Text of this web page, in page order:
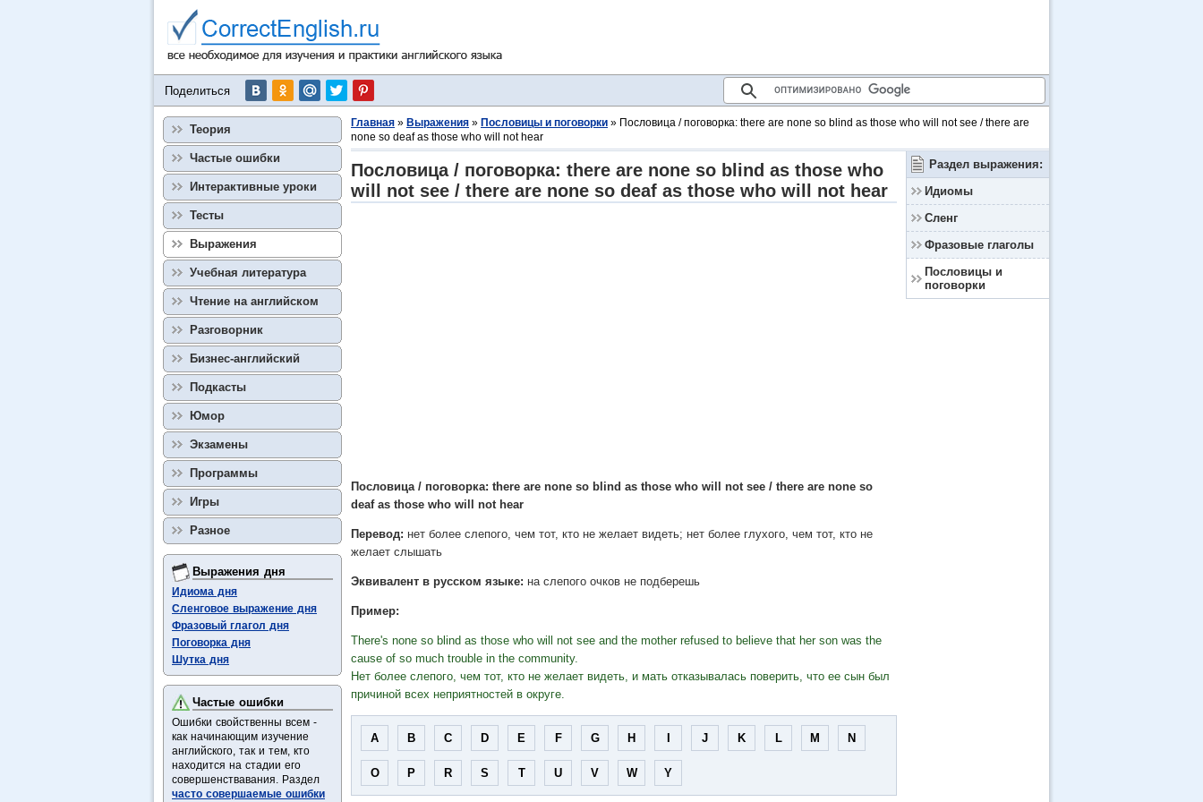
Поделиться
Главная » Выражения » Пословицы и поговорки » Пословица / поговорка: there are none so blind as those who will not see / there are
none so deaf as those who will not hear
Раздел выражения:
Идиомы
Сленг
Фразовые глаголы
Пословицы и
поговорки
Пословица / поговорка: there are none so blind as those who
will not see / there are none so deaf as those who will not hear
Пословица / поговорка: there are none so blind as those who will not see / there are none so
deaf as those who will not hear
Перевод: нет более слепого, чем тот, кто не желает видеть; нет более глухого, чем тот, кто не
желает слышать
Эквивалент в русском языке: на слепого очков не подберешь
Пример:
There's none so blind as those who will not see and the mother refused to believe that her son was the
cause of so much trouble in the community.
Нет более слепого, чем тот, кто не желает видеть, и мать отказывалась поверить, что ее сын был
причиной всех неприятностей в округе.
A B C D E F G H J K L M N
O P R S T U V W Y
Теория
Частые ошибки
Интерактивные уроки
Тесты
Выражения
Учебная литература
Чтение на английском
Разговорник
Бизнес-английский
Подкасты
Юмор
Экзамены
Программы
Игры
Разное
Выражения дня
Идиома дня
Сленговое выражение дня
Фразовый глагол дня
Поговорка дня
Шутка дня
Частые ошибки
Ошибки свойственны всем -
как начинающим изучение
английского, так и тем, кто
находится на стадии его
совершенствавания. Раздел
часто совершаемые ошибки